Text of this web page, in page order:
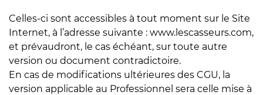
Celles-ci sont accessibles à tout moment sur le Site
Internet, à l’adresse suivante : www.lescasseurs.com,
et prévaudront, le cas échéant, sur toute autre
version ou document contradictoire.
En cas de modifications ultérieures des CGU, la
version applicable au Professionnel sera celle mise à